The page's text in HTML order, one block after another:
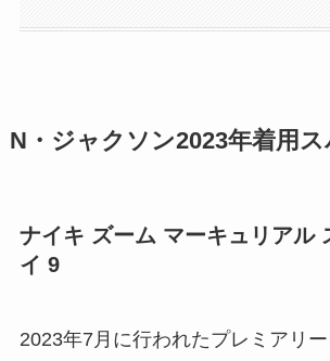
N・ジャクソン2023年着用ス
ナイキ ズーム マーキュリアル
イ 9
2023年7月に行われたプレミアリ